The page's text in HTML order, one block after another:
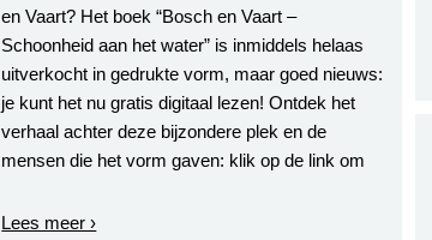
en Vaart? Het boek “Bosch en Vaart –
Schoonheid aan het water” is inmiddels helaas
uitverkocht in gedrukte vorm, maar goed nieuws:
je kunt het nu gratis digitaal lezen! Ontdek het
verhaal achter deze bijzondere plek en de
mensen die het vorm gaven: klik op de link om
Lees meer ›